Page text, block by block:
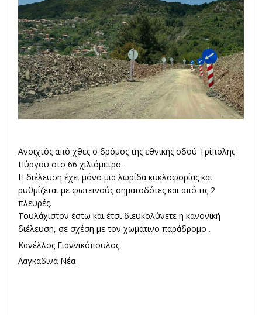
Ανοιχτός από χθες ο δρόμος της εθνικής οδού Τρίπολης
Πύργου στο 66 χιλιόμετρο.
Η διέλευση έχει μόνο μια λωρίδα κυκλοφορίας και
ρυθμίζεται με φωτεινούς σηματοδότες και από τις 2
πλευρές.
Τουλάχιστον έστω και έτσι διευκολύνετε η κανονική
διέλευση, σε σχέση με τον χωμάτινο παράδρομο .
Κανέλλος Γιαννικόπουλος
Λαγκαδινά Νέα